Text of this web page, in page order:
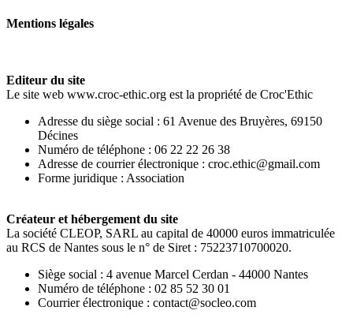
Mentions légales
Editeur du site
Le site web www.croc-ethic.org est la propriété de Croc'Ethic
Adresse du siège social : 61 Avenue des Bruyères, 69150
Décines
Numéro de téléphone : 06 22 22 26 38
Adresse de courrier électronique : croc.ethic@gmail.com
Forme juridique : Association
Créateur et hébergement du site
La société CLEOP, SARL au capital de 40000 euros immatriculée
au RCS de Nantes sous le n° de Siret : 75223710700020.
Siège social : 4 avenue Marcel Cerdan - 44000 Nantes
Numéro de téléphone : 02 85 52 30 01
Courrier électronique : contact@socleo.com